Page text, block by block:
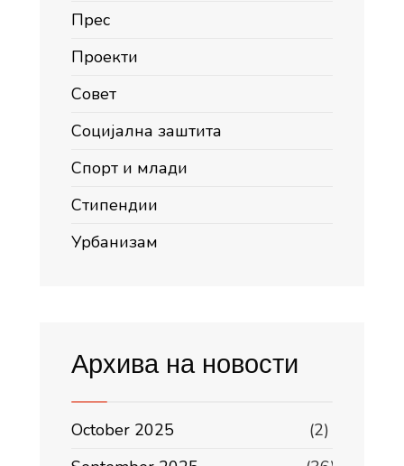
Прес
Проекти
Совет
Социјална заштита
Спорт и млади
Стипендии
Урбанизам
Архива на новости
October 2025
(2)